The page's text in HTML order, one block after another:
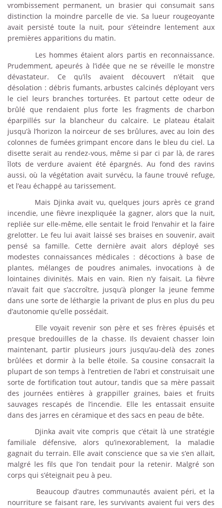
vrombissement permanent, un brasier qui consumait sans
distinction la moindre parcelle de vie. Sa lueur rougeoyante
avait persisté toute la nuit, pour s’éteindre lentement aux
premières apparitions du matin.
Les hommes étaient alors partis en reconnaissance.
Prudemment, apeurés à l’idée que ne se réveille le monstre
dévastateur. Ce qu’ils avaient découvert n’était que
désolation : débris fumants, arbustes calcinés déployant vers
le ciel leurs branches torturées. Et partout cette odeur de
brûlé que rendaient plus forte les fragments de charbon
éparpillés sur la blancheur du calcaire. Le plateau étalait
jusqu’à l’horizon la noirceur de ses brûlures, avec au loin des
colonnes de fumées grimpant encore dans le bleu du ciel. La
disette serait au rendez-vous, même si par ci par là, de rares
îlots de verdure avaient été épargnés. Au fond des ravins
aussi, où la végétation avait survécu, la faune trouvé refuge,
et l’eau échappé au tarissement.
Mais Djinka avait vu, quelques jours après ce grand
incendie, une fièvre inexpliquée la gagner, alors que la nuit,
repliée sur elle-même, elle sentait le froid l’envahir et la faire
grelotter. Le feu lui avait laissé ses braises en souvenir, avait
pensé sa famille. Cette dernière avait alors déployé ses
modestes connaissances médicales : décoctions à base de
plantes, mélanges de poudres animales, invocations à de
lointaines divinités. Mais en vain. Rien n’y faisait. La fièvre
n’avait fait que s’accroître, jusqu’à plonger la jeune femme
dans une sorte de léthargie la privant de plus en plus du peu
d’autonomie qu’elle possédait.
Elle voyait revenir son père et ses frères épuisés et
presque bredouilles de la chasse. Ils devaient chasser loin
maintenant, partir plusieurs jours jusqu’au-delà des zones
brûlées et dormir à la belle étoile. Sa cousine consacrait la
plupart de son temps à l’entretien de l’abri et construisait une
sorte de fortification tout autour, tandis que sa mère passait
des journées entières à grappiller graines, baies et fruits
sauvages rescapés de l’incendie. Elle les entassait ensuite
dans des jarres en céramique et des sacs en peau de bête.
Djinka avait vite compris que c’était là une stratégie
familiale défensive, alors qu’inexorablement, la maladie
gagnait du terrain. Elle avait conscience que sa vie s’en allait,
malgré les fils que l’on tendait pour la retenir. Malgré son
corps qui s’éteignait peu à peu.
Beaucoup d’autres communautés avaient péri, et la
nourriture se faisant rare, les survivants avaient fui vers des